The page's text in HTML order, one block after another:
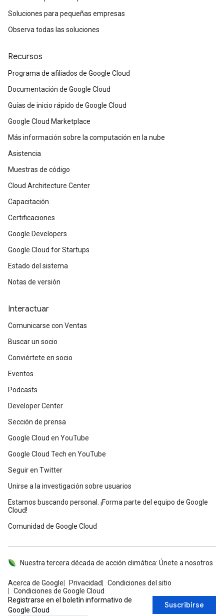
Soluciones para pequeñas empresas
Observa todas las soluciones
Recursos
Programa de afiliados de Google Cloud
Documentación de Google Cloud
Guías de inicio rápido de Google Cloud
Google Cloud Marketplace
Más información sobre la computación en la nube
Asistencia
Muestras de código
Cloud Architecture Center
Capacitación
Certificaciones
Google Developers
Google Cloud for Startups
Estado del sistema
Notas de versión
Interactuar
Comunicarse con Ventas
Buscar un socio
Conviértete en socio
Eventos
Podcasts
Developer Center
Sección de prensa
Google Cloud en YouTube
Google Cloud Tech en YouTube
Seguir en Twitter
Unirse a la investigación sobre usuarios
Estamos buscando personal. ¡Forma parte del equipo de Google
Cloud!
Comunidad de Google Cloud
Acerca de Google Privacidad
Condiciones del sitio
Condiciones de Google Cloud
Nuestra tercera década de acción climática: Únete a nosotros
Registrarse en el boletín informativo de
Google Cloud
Suscribirse